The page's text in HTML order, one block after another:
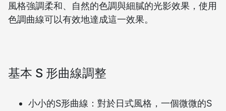
風格強調柔和、自然的色調與細膩的光影效果，使用
色調曲線可以有效地達成這一效果。
基本 S 形曲線調整
小小的S形曲線：對於日式風格，一個微微的S